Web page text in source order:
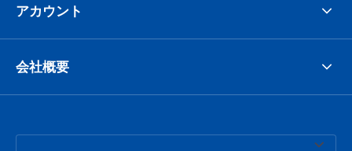
アカウント
会社概要